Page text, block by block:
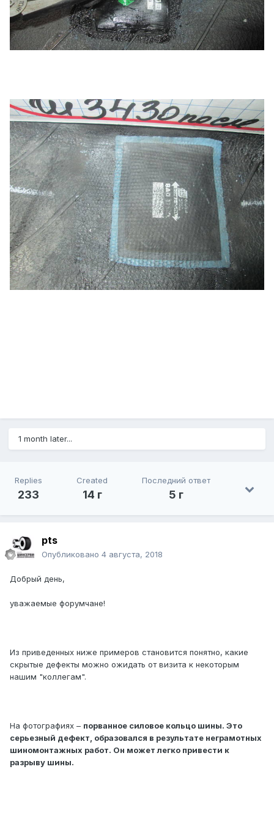
1 month later...
Replies
233
Created
14 г
Последний ответ
5 г
pts
Опубликовано 4 августа, 2018
Добрый день,
уважаемые форумчане!
Из приведенных ниже примеров становится понятно, какие
скрытые дефекты можно ожидать от визита к некоторым
нашим "коллегам".
На фотографиях – порванное силовое кольцо шины. Это
серьезный дефект, образовался в результате неграмотных
шиномонтажных работ. Он может легко привести к
разрыву шины.